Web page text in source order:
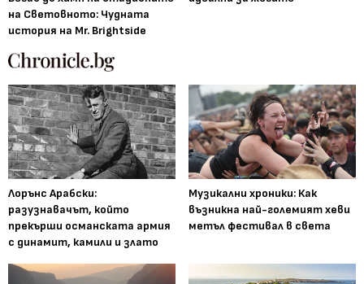
на Световното: Чудната
история на Mr. Brightside
Лорънс Арабски:
разузнавачът, който
прекърши османската армия
с динамит, камили и злато
Музикални хроники: Как
възникна най-големият хеви
метъл фестивал в света